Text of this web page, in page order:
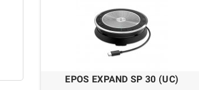
Sennheiser SC 130 USB
EPOS EXPAND SP 30 (UC)